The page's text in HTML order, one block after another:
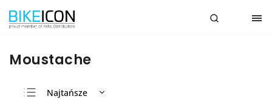
Moustache
Najtańsze